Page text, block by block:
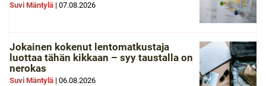
Suvi Mäntylä | 07.08.2026
Jokainen kokenut lentomatkustaja
luottaa tähän kikkaan – syy taustalla on
nerokas
Suvi Mäntylä | 06.08.2026